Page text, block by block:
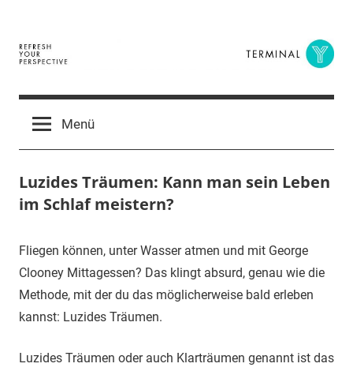
springen
Terminal
Y
Digital
BusinessMenü
Luzides Träumen: Kann man sein Leben
im Schlaf meistern?
29.
Januar
2018
terminal-
y
Urbi
et
orbi
Fliegen können, unter Wasser atmen und mit George
Clooney Mittagessen? Das klingt absurd, genau wie die
Methode, mit der du das möglicherweise bald erleben
kannst: Luzides Träumen.
Luzides Träumen oder auch Klarträumen genannt ist das